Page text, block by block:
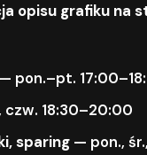
opisu grafiku na
— pon.–pt.
18:30–20:00
sparing — pon.,